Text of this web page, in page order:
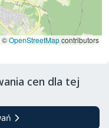
©OpenStreetMapcontributors
cen dla tej